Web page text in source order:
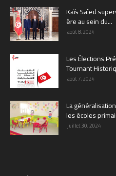
Kaïs Saïed
ère au sein du...
août 8, 2024
Les Élections
Tournant
août 7, 2024
La
les écoles
juillet 30, 2024